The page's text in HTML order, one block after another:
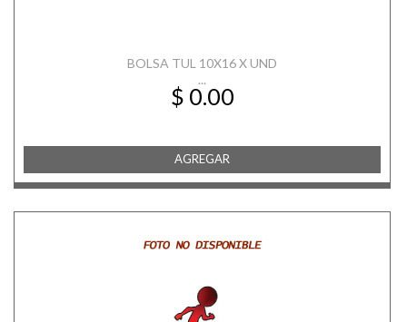
BOLSA TUL 10X16 X UND
...
$ 0.00
AGREGAR